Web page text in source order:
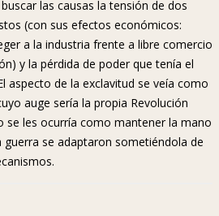
las causas la tensión de dos
(con sus efectos económicos:
a la industria frente a libre comercio
y la pérdida de poder que tenía el
aspecto de la exclavitud se veía como
auge sería la propia Revolución
se les ocurría como mantener la mano
se adaptaron sometiéndola de